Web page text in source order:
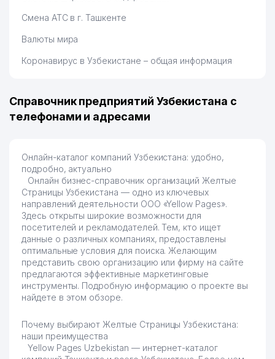
Смена АТС в г. Ташкенте
Валюты мира
Коронавирус в Узбекистане – общая информация
Справочник предприятий Узбекистана с
телефонами и адресами
Онлайн-каталог компаний Узбекистана: удобно,
подробно, актуально
Онлайн бизнес-справочник организаций Желтые
Страницы Узбекистана — одно из ключевых
направлений деятельности OOO «Yellow Pages».
Здесь открыты широкие возможности для
посетителей и рекламодателей. Тем, кто ищет
данные о различных компаниях, предоставлены
оптимальные условия для поиска. Желающим
представить свою организацию или фирму на сайте
предлагаются эффективные маркетинговые
инструменты. Подробную информацию о проекте вы
найдете в этом обзоре.
Почему выбирают Желтые Страницы Узбекистана:
наши преимущества
Yellow Pages Uzbekistan — интернет-каталог